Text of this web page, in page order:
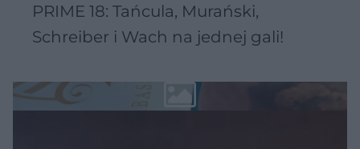
PRIME 18: Tańcula, Murański,
Schreiber i Wach na jednej gali!